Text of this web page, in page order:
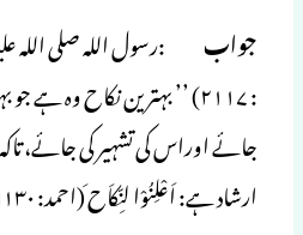
جواب :رسول اللہ صلی اللہ
: ۲۱۱۷) ’’ بہترین نکاح
جائے اوراس کی تشہیر کی جائے،
ارشاد ہے: اَعْلِنُوْا لنِّکاَح َ(احمد: ۱۶۱۳۰) ’’نکاح کا اعلان کرو‘‘۔